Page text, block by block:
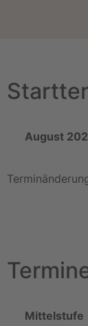
August
Mittelstufe